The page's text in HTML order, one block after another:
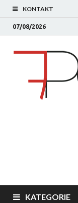
KONTAKT
07/08/2026
KATEGORIE